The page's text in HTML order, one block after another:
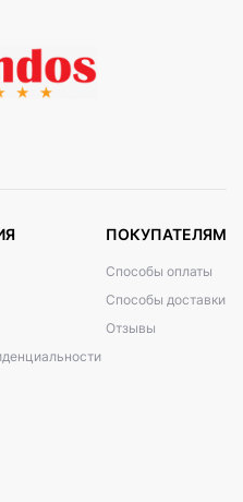
ПОКУПАТЕЛЯМ
Способы оплаты
Способы доставки
Отзывы